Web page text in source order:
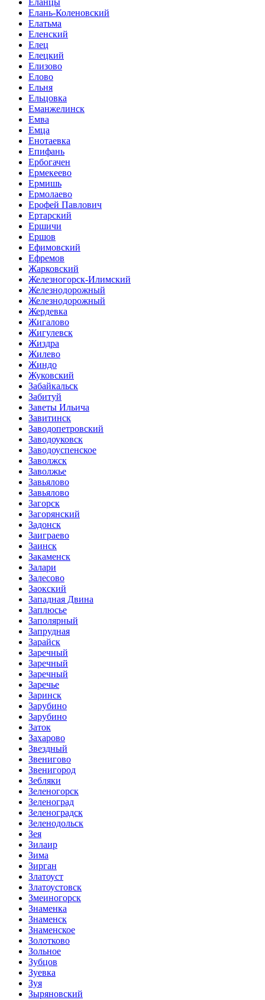
Еланцы
Елань-Коленовский
Елатьма
Еленский
Елец
Елецкий
Елизово
Елово
Ельня
Ельцовка
Еманжелинск
Емва
Емца
Енотаевка
Епифань
Ербогачен
Ермекеево
Ермишь
Ермолаево
Ерофей Павлович
Ертарский
Ершичи
Ершов
Ефимовский
Ефремов
Жарковский
Железногорск-Илимский
Железнодорожный
Железнодорожный
Жердевка
Жигалово
Жигулевск
Жиздра
Жилево
Жиндо
Жуковский
Забайкальск
Забитуй
Заветы Ильича
Завитинск
Заводопетровский
Заводоуковск
Заводоуспенское
Заволжск
Заволжье
Завьялово
Завьялово
Загорск
Загорянский
Задонск
Заиграево
Заинск
Закаменск
Залари
Залесово
Заокский
Западная Двина
Заплюсье
Заполярный
Запрудная
Зарайск
Заречный
Заречный
Заречный
Заречье
Заринск
Зарубино
Зарубино
Заток
Захарово
Звездный
Звенигово
Звенигород
Зебляки
Зеленогорск
Зеленоград
Зеленоградск
Зеленодольск
Зея
Зилаир
Зима
Зирган
Златоуст
Златоустовск
Змеиногорск
Знаменка
Знаменск
Знаменское
Золотково
Зольное
Зубцов
Зуевка
Зуя
Зыряновский